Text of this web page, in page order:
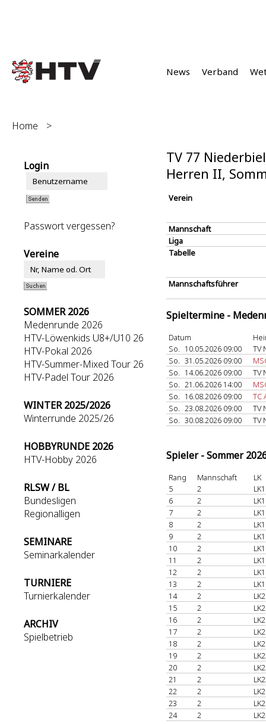
News Verband
Home >
Login
Passwort vergessen?
Vereine
SOMMER 2026
Medenrunde 2026
HTV-Löwenkids U8+/U10 26
HTV-Pokal 2026
HTV-Summer-Mixed Tour 26
HTV-Padel Tour 2026
WINTER 2025/2026
Winterrunde 2025/26
HOBBYRUNDE 2026
HTV-Hobby 2026
RLSW / BL
Bundesligen
Regionalligen
SEMINARE
Seminarkalender
TURNIERE
Turnierkalender
ARCHIV
Spielbetrieb
TV 77
Herren II,
Verein
Mannschaft
Liga
Tabelle
Mannschaftsführer
Spieltermine -
Datum
So. 10.05.2026 09:00
TV
So. 31.05.2026 09:00
So. 14.06.2026 09:00
TV
So. 21.06.2026 14:00
So. 16.08.2026 09:00
TC
So. 23.08.2026 09:00
TV
So. 30.08.2026 09:00 TV
Spieler - Sommer
Rang Mannschaft
LK
5
2
6
2
7
2
8
2
9
2
10
2
11
2
12
2
13
2
14
2
15
2
16
2
17
2
18
2
19
2
20
2
21
2
22
2
23
2
24
2